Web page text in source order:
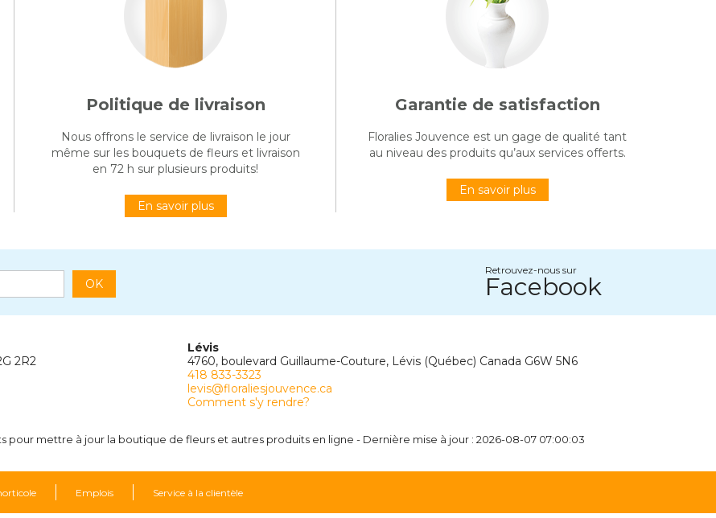
Politique de livraison
Nous offrons le service de livraison le jour
même sur les bouquets de fleurs et livraison
en 72 h sur plusieurs produits!
En savoir plus
Garantie de satisfaction
Floralies Jouvence est un gage de qualité tant
au niveau des produits qu’aux services offerts.
En savoir plus
OK
Retrouvez-nous sur
Facebook
2R2
Lévis
4760, boulevard Guillaume-Couture, Lévis (Québec) Canada G6W 5N6
418 833-3323
levis@floraliesjouvence.ca
Comment s'y rendre?
mettre à jour la boutique de fleurs et autres produits en ligne - Dernière mise à jour : 2026-08-07 07:00:03
Emplois Service à la clientèle